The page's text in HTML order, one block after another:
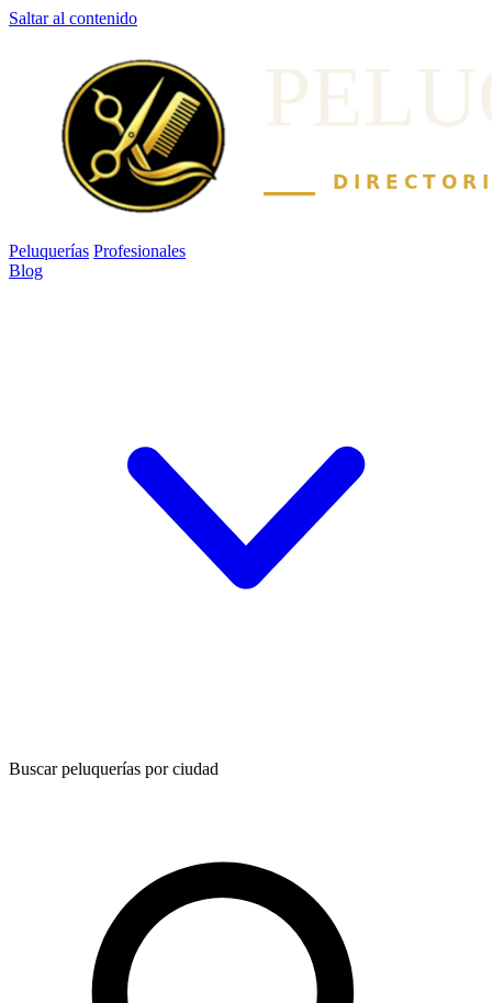
Saltar al contenido
Peluquerías Profesionales
Blog
Buscar peluquerías por ciudad